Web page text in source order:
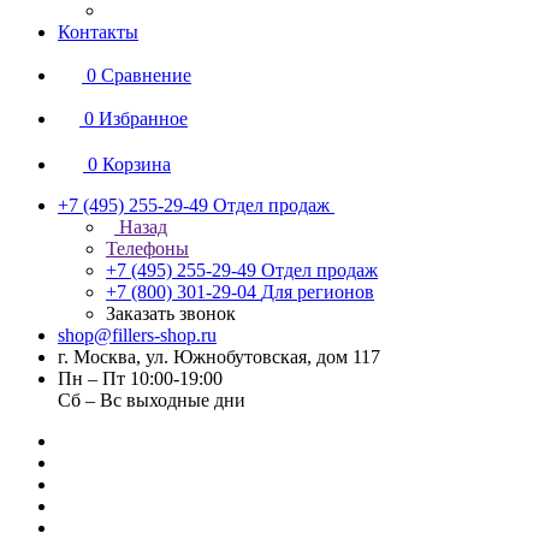
Контакты
0 Сравнение
0 Избранное
0 Корзина
+7 (495) 255-29-49 Отдел продаж
Назад
Телефоны
+7 (495) 255-29-49 Отдел продаж
+7 (800) 301-29-04 Для регионов
Заказать звонок
shop@fillers-shop.ru
г. Москва, ул. Южнобутовская, дом 117
Пн – Пт 10:00-19:00
Сб – Вс выходные дни